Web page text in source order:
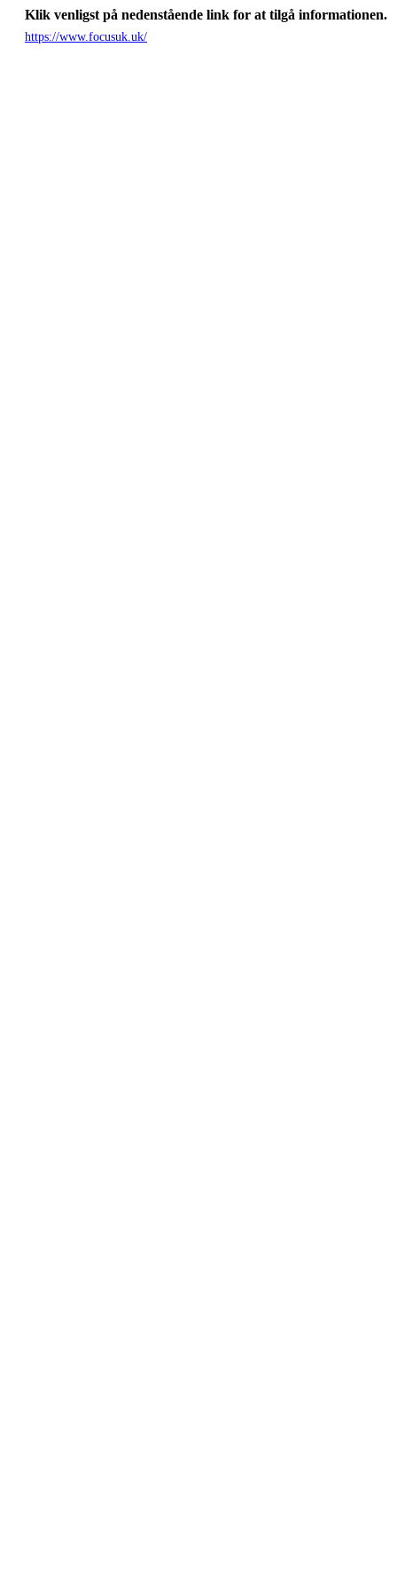
Klik venligst på nedenstående link for at tilgå informationen.
https://www.focusuk.uk/